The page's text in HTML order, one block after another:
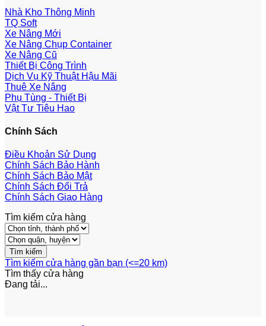
Nhà Kho Thông Minh
TQ Soft
Xe Nâng Mới
Xe Nâng Chụp Container
Xe Nâng Cũ
Thiết Bị Công Trình
Dịch Vụ Kỹ Thuật Hậu Mãi
Thuê Xe Nâng
Phụ Tùng - Thiết Bị
Vật Tư Tiêu Hao
Chính Sách
Điều Khoản Sử Dụng
Chính Sách Bảo Hành
Chính Sách Bảo Mật
Chính Sách Đổi Trả
Chính Sách Giao Hàng
Tìm kiếm cửa hàng
Tìm kiếm cửa hàng gần bạn (<=20 km)
Tìm thấy cửa hàng
Đang tải...